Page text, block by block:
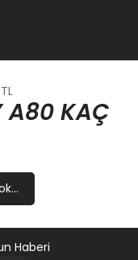
A80 KAÇ
Haberi